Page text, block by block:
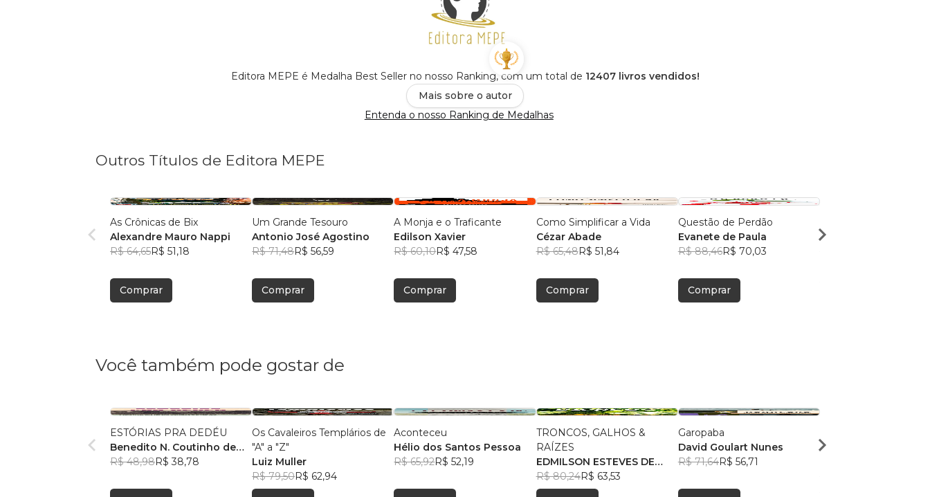
Editora MEPE é Medalha Best Seller no nosso Ranking, com um total de 12407 livros vendidos!
Mais sobre o autor
Entenda o nosso Ranking de Medalhas
Outros Títulos de Editora MEPE
As Crônicas de Bix
Alexandre Mauro Nappi
R$ 64,65R$ 51,18
Comprar
Um Grande Tesouro
Antonio José Agostino
R$ 71,48R$ 56,59
Comprar
A Monja e o Traficante
Edilson Xavier
R$ 60,10R$ 47,58
Comprar
Como Simplificar a Vida
Cézar Abade
R$ 65,48R$ 51,84
Comprar
Questão de Perdão
Evanete de Paula
R$ 88,46R$ 70,03
Comprar
Cézar Abade
Você também pode gostar de
ESTÓRIAS PRA DEDÉU
Benedito N. Coutinho de
Abreu
R$ 48,98R$ 38,78
Os Cavaleiros Templários de
"A" a "Z"
Luiz Muller
R$ 79,50R$ 62,94
Aconteceu
Hélio dos Santos Pessoa
R$ 65,92R$ 52,19
TRONCOS, GALHOS &
RAÍZES
EDMILSON ESTEVES DE
OLIVEIRA
R$ 80,24R$ 63,53
Garopaba
David Goulart Nunes
R$ 71,64R$ 56,71
alemão"